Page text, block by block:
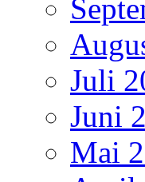
Juli
Juni
Mai